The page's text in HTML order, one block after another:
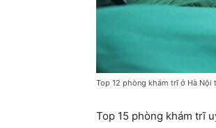
Top 12 phòng khám trĩ ở Hà
Top 15 phòng khám trĩ